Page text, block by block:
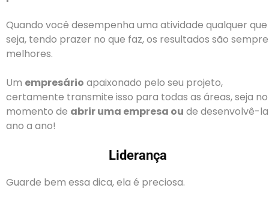
Quando você desempenha uma atividade qualquer que
seja, tendo prazer no que faz, os resultados são sempre
melhores.
Um empresário apaixonado pelo seu projeto,
certamente transmite isso para todas as áreas, seja no
momento de abrir uma empresa ou de desenvolvê-la
ano a ano!
Liderança
Guarde bem essa dica, ela é preciosa.